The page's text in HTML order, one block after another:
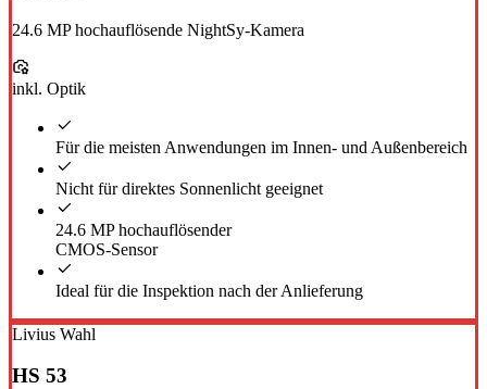
24.6 MP hochauflösende NightSy-Kamera
inkl. Optik
Für die meisten Anwendungen im Innen- und Außenbereich
Nicht für direktes Sonnenlicht geeignet
24.6 MP hochauflösender
CMOS-Sensor
Ideal für die Inspektion nach der Anlieferung
Livius Wahl
HS 53